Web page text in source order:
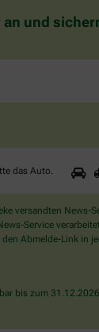
und
das Auto
Sind
Sie
Dann
wählen
Auto.
1
versandten
Service
Abmelde-Link in
bis zum